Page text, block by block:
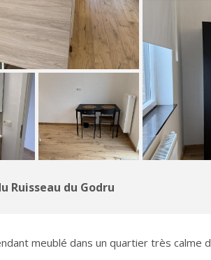
Ruisseau du Godru
meublé dans un quartier très calme